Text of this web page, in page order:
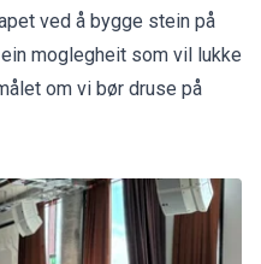
ved å bygge stein på
moglegheit som vil lukke
om vi bør druse på